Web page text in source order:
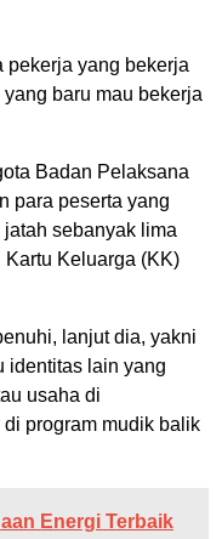
pekerja yang bekerja
baru mau bekerja
Badan Pelaksana
para peserta yang
sebanyak lima
Keluarga (KK)
lanjut dia, yakni
identitas lain yang
usaha di
program mudik balik
Energi Terbaik